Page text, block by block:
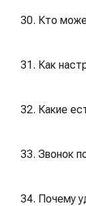
30. Кто
31. Как
32. Какие
33. Звонок
34. Почему